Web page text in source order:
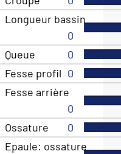
Longueur bassin
0
Queue
0
Fesse profil 0
Fesse arrière
0
Ossature
0
Epaule: ossature